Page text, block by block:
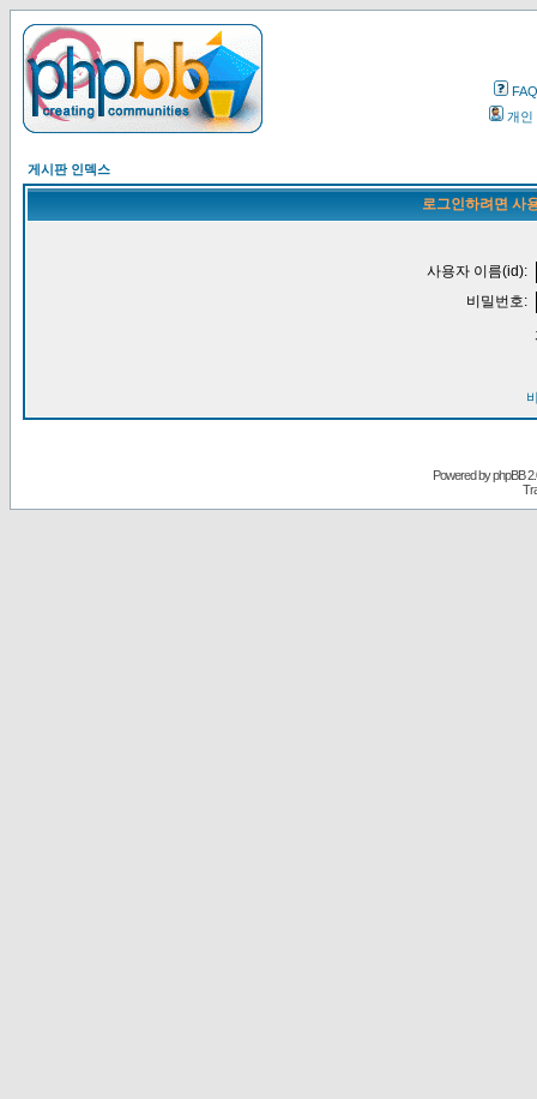
FAQ
개인
게시판 인덱스
로그인하려면 사
사용자 이름(id):
비밀번호:
Powered byphpBB